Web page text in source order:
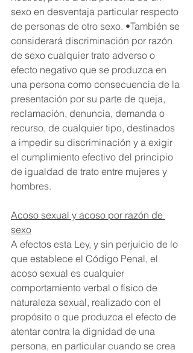
sexo en desventaja particular respecto
de personas de otro sexo. •También se
considerará discriminación por razón
de sexo cualquier trato adverso o
efecto negativo que se produzca en
una persona como consecuencia de la
presentación por su parte de queja,
reclamación, denuncia, demanda o
recurso, de cualquier tipo, destinados
a impedir su discriminación y a exigir
el cumplimiento efectivo del principio
de igualdad de trato entre mujeres y
hombres.
Acoso sexual y acoso por razón de
sexo
A efectos esta Ley, y sin perjuicio de lo
que establece el Código Penal, el
acoso sexual es cualquier
comportamiento verbal o físico de
naturaleza sexual, realizado con el
propósito o que produzca el efecto de
atentar contra la dignidad de una
persona, en particular cuando se crea